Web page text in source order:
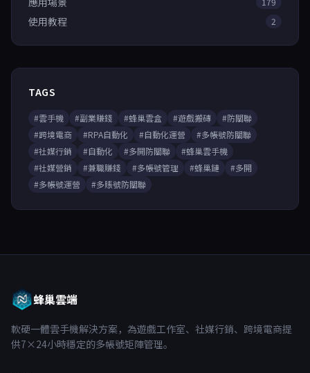
使用教程 2
TAGS
#雲手機 #副業賺錢 #蜂巢雲盒 #遊戲搬磚
#防關聯
#跨境電商
#RPA自動化 #自動化運營
#多帳號防關聯
#社媒行銷
#自動化 #多開防關聯
#蜂巢雲手機
#社媒營銷
#兼職賺錢 #多帳號管理 #蜂巢鏈
#多開
#多帳號運營
#多賬號防關聯
蜂巢雲端
軟硬一體雲手機解決方案，為遊戲工作室、社媒行銷、跨境電商提
供7×24小時穩定的多帳號矩陣管理。